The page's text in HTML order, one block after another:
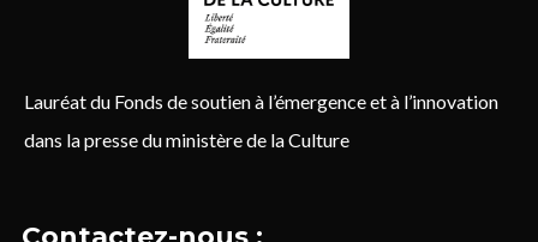
Lauréat du Fonds de soutien à l’émergence et à l’innovation
dans la presse du ministère de la Culture